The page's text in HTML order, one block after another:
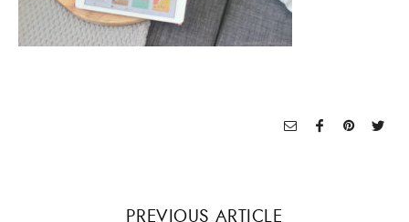
PREVIOUS ARTICLE